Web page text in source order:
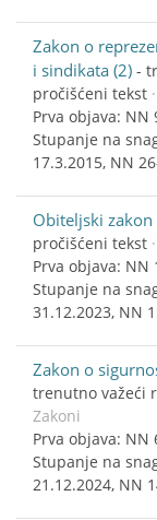
Zakon o
i sindikata (2) -
pročišćeni tekst
Prva objava: NN
Stupanje na
17.3.2015, NN
Obiteljski zakon
pročišćeni tekst
Prva objava: NN
Stupanje na
31.12.2023, NN
Zakon o
trenutno važeći
Zakoni
Prva objava: NN
Stupanje na
21.12.2024, NN